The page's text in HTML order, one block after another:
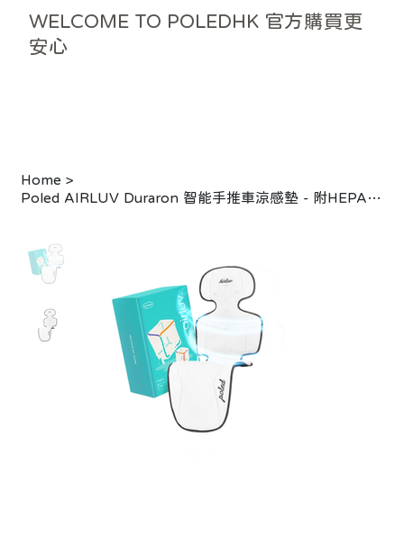
WELCOME TO POLEDHK 官方購買更
安心
Home >
Poled AIRLUV Duraron 智能手推車涼感墊 - 附HEPA13濾網 灰白色